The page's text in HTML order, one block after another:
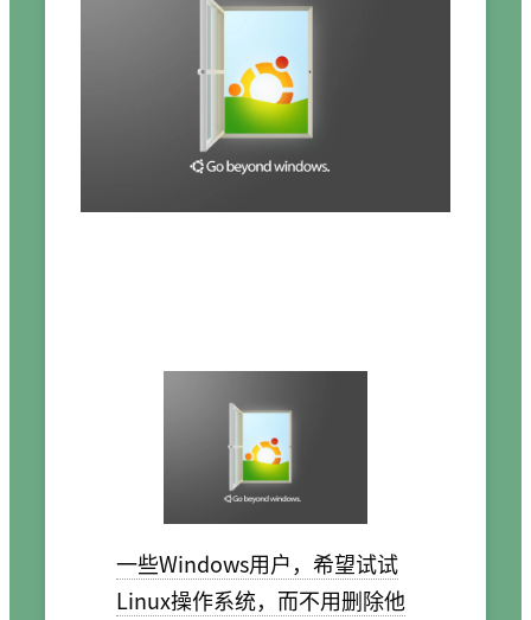
一些Windows用户，希望试试
Linux操作系统，而不用删除他